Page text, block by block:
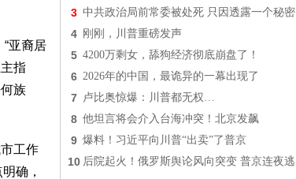
亚裔居
指
族
工作
确，
3 中共政治局前常委被处死 只因透露一个秘密
4 刚刚，川普重磅发声
5 4200万剩女，舔狗经济彻底崩盘了！
6 2026年的中国，最诡异的一幕出现了
7 卢比奥惊爆：川普都无权…
8 他坦言将会介入台海冲突！北京发飙
9 爆料！习近平向川普“出卖”了普京
10 后院起火！俄罗斯舆论风向突变 普京连夜逃